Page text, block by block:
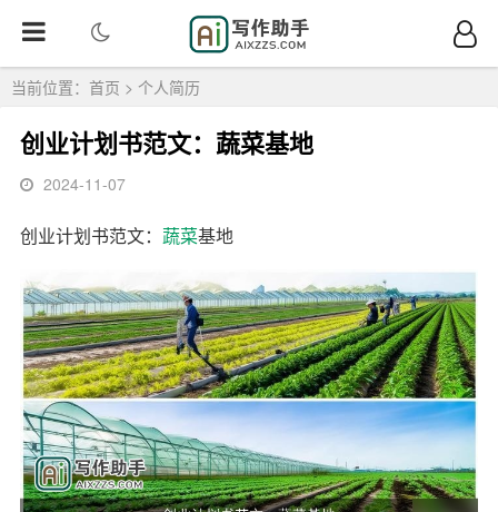
当前位置： 首页 > 个人简历
创业计划书范文：蔬菜基地
2024-11-07
创业计划书范文： 蔬菜基地